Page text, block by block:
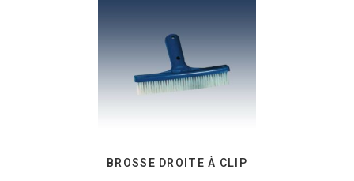
BROSSE DROITE À CLIP